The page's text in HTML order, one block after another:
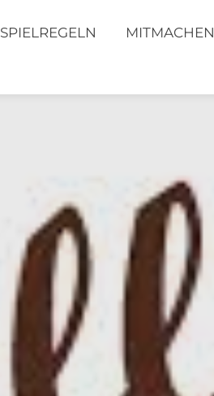
SPIELREGELN MITMACHEN